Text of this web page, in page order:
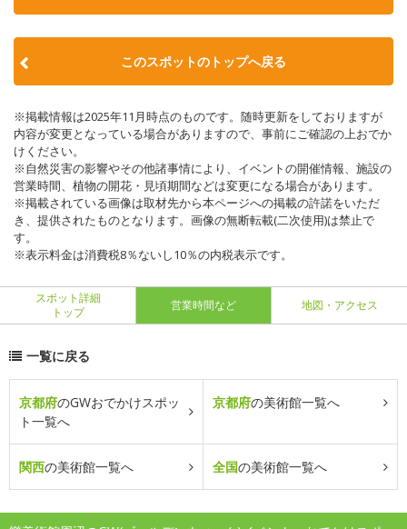
このスポットのトップへ戻る
※掲載情報は2025年11月時点のものです。随時更新をしておりますが
内容が変更となっている場合がありますので、事前にご確認の上おでか
けください。
※自然災害の影響やその他諸事情により、イベントの開催情報、施設の
営業時間、植物の開花・見頃期間などは変更になる場合があります。
※掲載されている画像は取材先から本ページへの掲載の許諾をいただ
き、提供されたものとなります。画像の無断転載(二次使用)は禁止で
す。
※表示料金は消費税8％ないし10％の内税表示です。
スポット詳細
トップ
営業時間など 地図・アクセス
一覧に戻る
京都府のGWおでかけスポッ
ト一覧へ
京都府の美術館一覧へ
関西の美術館一覧へ 全国の美術館一覧へ